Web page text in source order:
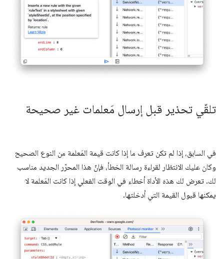
تلقّي تحذير قبل إرسال مَعلمات غير صحيحة
في السابق، إذا لم تكن تعرف ما إذا كانت قيمة المَعلمة من النوع الصحيح
وكان عليك الانتظار لقراءة رسالة الخطأ، فإنّ هذا المحرّر الجديد مناسب
لك. تعرض لك هذه الأداة أخطاء في الوقت الفعلي إذا كانت المَعلمة لا
يمكنها قبول القيمة التي أدخلتها.